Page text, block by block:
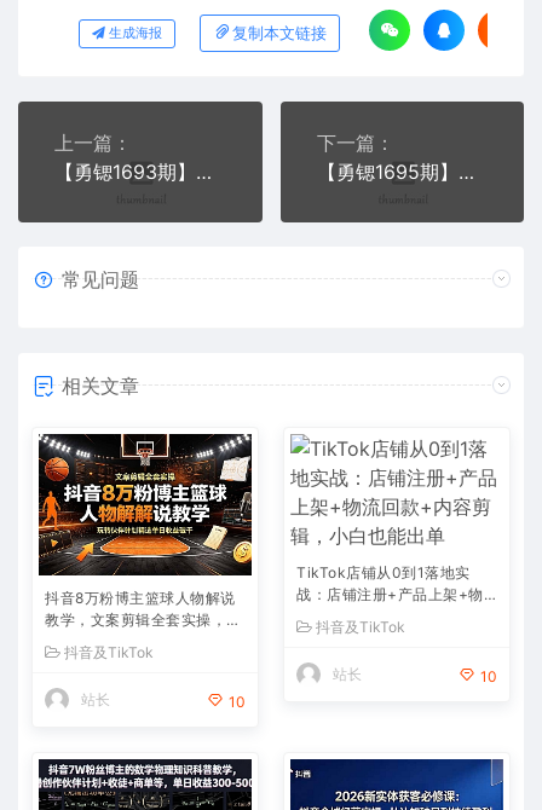
生成海报 复制本文链接
上一篇：
【勇锶1693期】短视频变现套路剖析，抖音0成本赚钱项目玩法，日入500+独家揭秘（共2节视频）
下一篇：
【勇锶1695期】一个小时学会批量创作抖音影视账号，影视账号创作解析（附搬运模板）
常见问题
相关文章
抖音8万粉博主篮球人物解说
教学，文案剪辑全套实操，玩
转伙伴计划精选单日收益破千
抖音及TikTok
站长 10
TikTok店铺从0到1落地实
战：店铺注册+产品上架+物
流回款+内容剪辑，小白也能
出单
抖音及TikTok
站长 10